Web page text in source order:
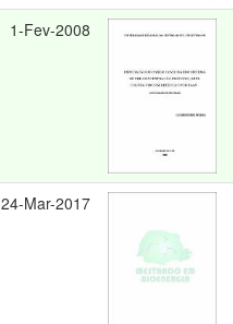
1-Fev-2008
24-Mar-2017